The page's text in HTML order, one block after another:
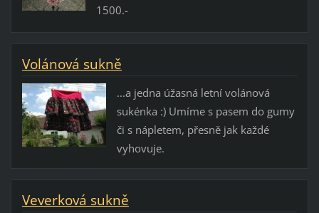
1500.-
Volánová sukně
...a jedna úžasná letní volánová
sukénka :) Umíme s pasem do gumy
či s nápletem, přesně jak každé
vyhovuje.
Veverková sukně